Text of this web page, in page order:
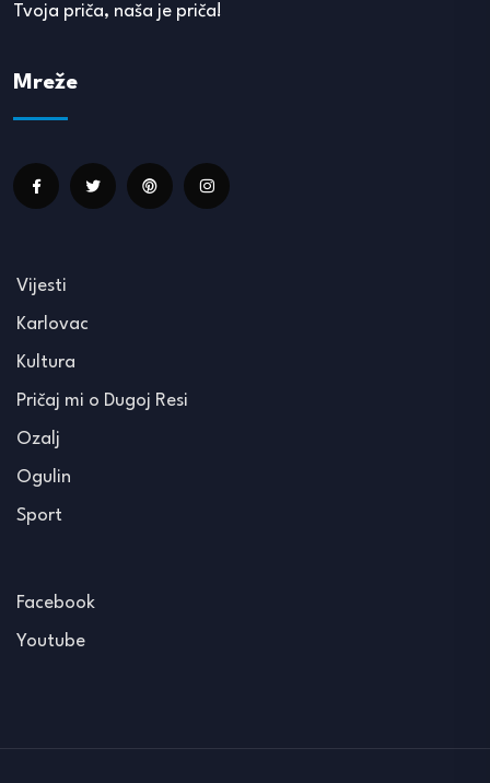
Tvoja priča, naša je priča!
Mreže
Vijesti
Karlovac
Kultura
Pričaj mi o Dugoj Resi
Ozalj
Ogulin
Sport
Facebook
Youtube